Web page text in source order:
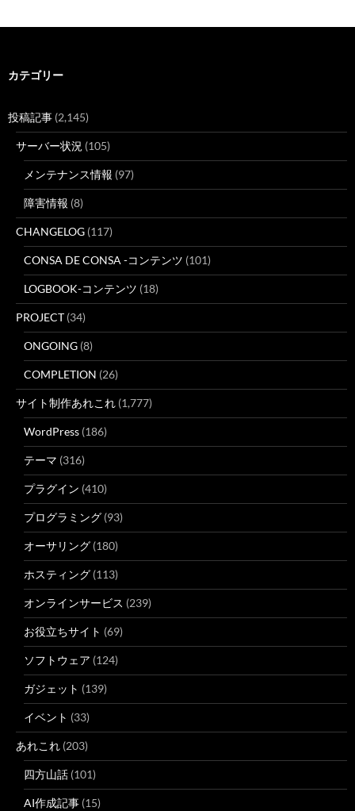
カテゴリー
投稿記事 (2,145)
サーバー状況 (105)
メンテナンス情報 (97)
障害情報 (8)
CHANGELOG (117)
CONSA DE CONSA -コンテンツ (101)
LOGBOOK-コンテンツ (18)
PROJECT (34)
ONGOING (8)
COMPLETION (26)
サイト制作あれこれ (1,777)
WordPress (186)
テーマ (316)
プラグイン (410)
プログラミング (93)
オーサリング (180)
ホスティング (113)
オンラインサービス (239)
お役立ちサイト (69)
ソフトウェア (124)
ガジェット (139)
イベント (33)
あれこれ (203)
四方山話 (101)
AI作成記事 (15)